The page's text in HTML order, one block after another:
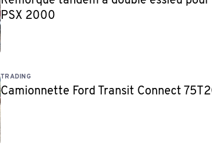
PSX 2000
TRADING
Camionnette Ford Transit Connect